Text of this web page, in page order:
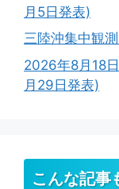
月5日発表)
三陸沖集中観
2026年8月18
月29日発表)
こんな記事